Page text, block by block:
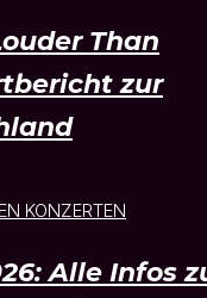
Than
zur
Alle Infos